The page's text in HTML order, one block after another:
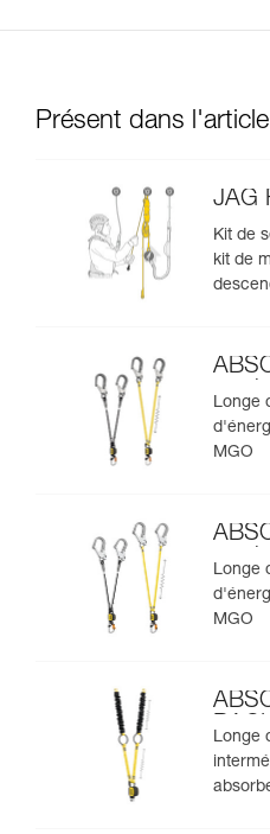
Présent dans l'article
JAG
Kit de
kit de
Longe
MGO
Longe
MGO
Longe